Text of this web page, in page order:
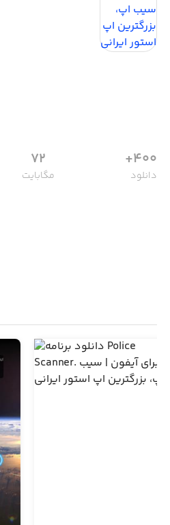
400+
دانلود
72
مگابایت